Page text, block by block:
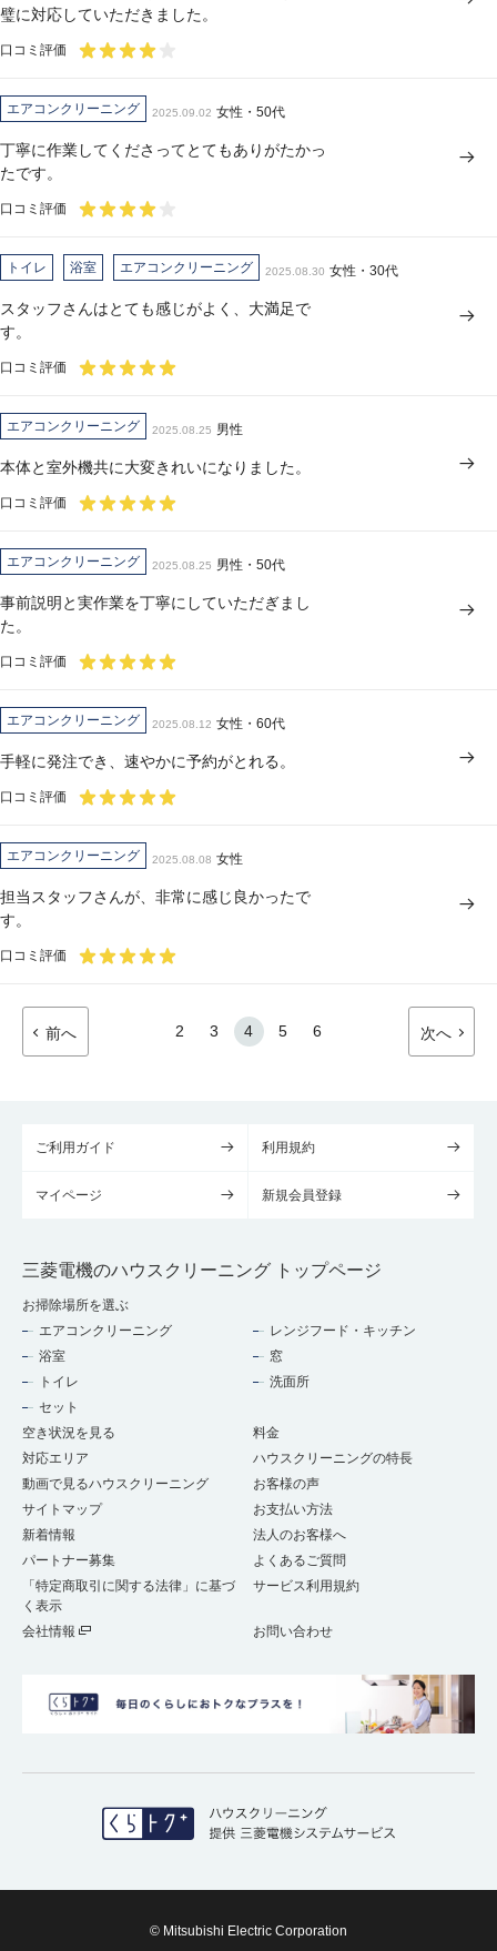
璧に対応していただきました。
口コミ評価
エアコンクリーニング 2025.09.02 女性・50代
丁寧に作業してくださってとてもありがたかっ
たです。
口コミ評価
トイレ 浴室 エアコンクリーニング 2025.08.30 女性・30代
スタッフさんはとても感じがよく、大満足で
す。
口コミ評価
エアコンクリーニング 2025.08.25 男性
本体と室外機共に大変きれいになりました。
口コミ評価
エアコンクリーニング 2025.08.25 男性・50代
事前説明と実作業を丁寧にしていただぎまし
た。
口コミ評価
エアコンクリーニング 2025.08.12 女性・60代
手軽に発注でき、速やかに予約がとれる。
口コミ評価
エアコンクリーニング 2025.08.08 女性
担当スタッフさんが、非常に感じ良かったで
す。
口コミ評価
前へ 2 3 4 5 6 次へ
ご利用ガイド 利用規約
マイページ 新規会員登録
三菱電機のハウスクリーニング トップページ
お掃除場所を選ぶ
エアコンクリーニング
レンジフード・キッチン
浴室
窓
トイレ
洗面所
セット
空き状況を見る
料金
対応エリア
ハウスクリーニングの特長
動画で見るハウスクリーニング
お客様の声
サイトマップ
お支払い方法
新着情報
法人のお客様へ
パートナー募集
よくあるご質問
「特定商取引に関する法律」に基づ
く表示
サービス利用規約
会社情報 お問い合わせ
© Mitsubishi Electric Corporation